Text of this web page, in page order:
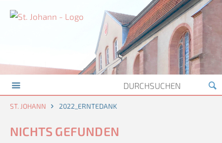
ST. JOHANN 2022_ERNTEDANK
NICHTS GEFUNDEN